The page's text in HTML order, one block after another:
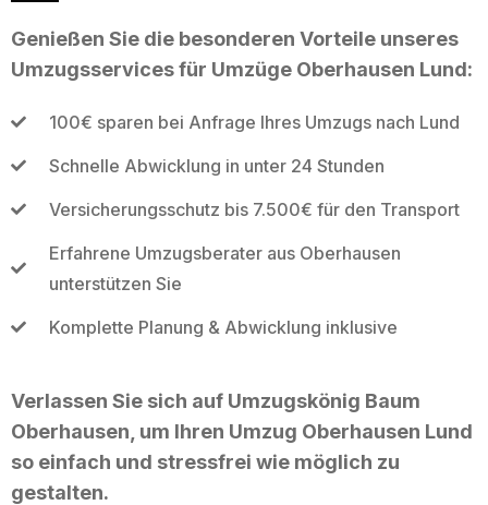
Genießen Sie die besonderen Vorteile unseres
Umzugsservices für Umzüge Oberhausen Lund:
100€ sparen bei Anfrage Ihres Umzugs nach Lund
Schnelle Abwicklung in unter 24 Stunden
Versicherungsschutz bis 7.500€ für den Transport
Erfahrene Umzugsberater aus Oberhausen
unterstützen Sie
Komplette Planung & Abwicklung inklusive
Verlassen Sie sich auf Umzugskönig Baum
Oberhausen, um Ihren Umzug Oberhausen Lund
so einfach und stressfrei wie möglich zu
gestalten.